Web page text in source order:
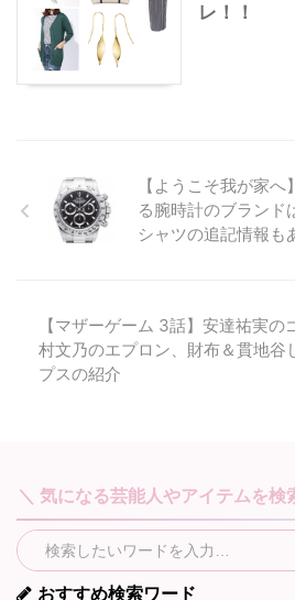
レ！！
【ようこそ我が家
る腕時計のブランド
シャツの追記情報も
【マザーゲーム 3話】安達祐実の
村文乃のエプロン、財布＆貫地谷
プスの紹介
＼ 気になる芸能人やアイテムを検
おすすめ検索ワード